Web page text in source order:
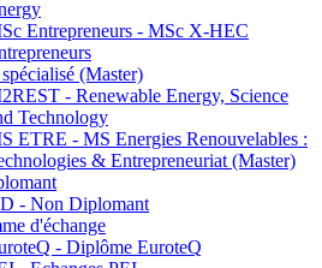
Entrepreneurs - MSc X-HEC
(Master)
- Renewable Energy, Science
Technology
ETRE - MS Energies Renouvelables :
& Entrepreneuriat (Master)
- Non Diplomant
d'échange
- Diplôme EuroteQ